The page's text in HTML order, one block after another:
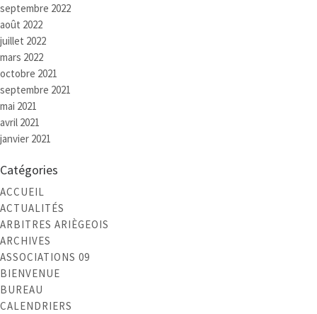
septembre 2022
août 2022
juillet 2022
mars 2022
octobre 2021
septembre 2021
mai 2021
avril 2021
janvier 2021
Catégories
ACCUEIL
ACTUALITÉS
ARBITRES ARIÈGEOIS
ARCHIVES
ASSOCIATIONS 09
BIENVENUE
BUREAU
CALENDRIERS